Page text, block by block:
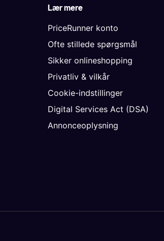
Lær mere
PriceRunner konto
Ofte stillede spørgsmål
Sikker onlineshopping
Privatliv & vilkår
Cookie-indstillinger
Digital Services Act (DSA)
Annonceoplysning